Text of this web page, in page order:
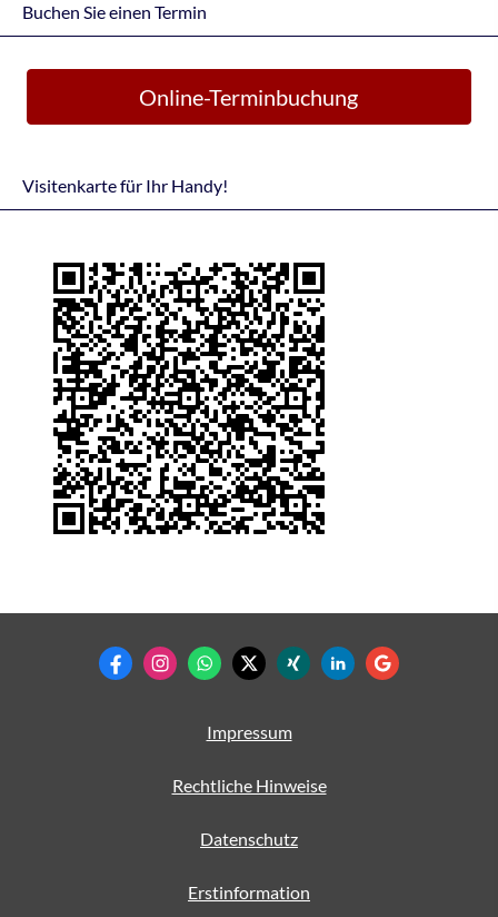
Buchen Sie einen Termin
Online-Terminbuchung
Visitenkarte für Ihr Handy!
Impressum
Rechtliche Hinweise
Datenschutz
Erstinformation